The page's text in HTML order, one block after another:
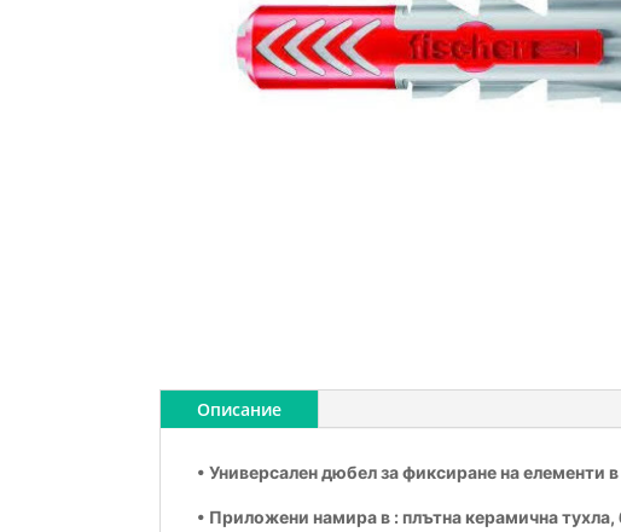
Описание
• Универсален дюбел за фиксиране на елементи
• Приложени намира в : плътна керамична